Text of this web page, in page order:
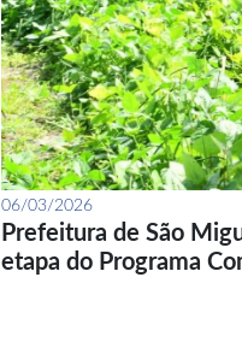
06/03/2026
Prefeitura de São
etapa do Programa